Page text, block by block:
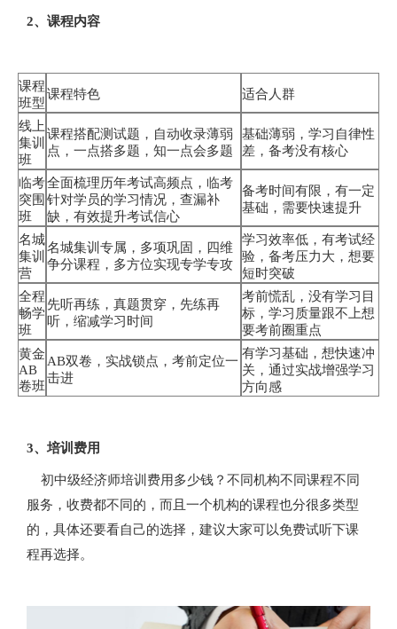
2、课程内容
课程
班型
课程特色 适合人群
线上
集训
班
课程搭配测试题，自动收录薄弱
点，一点搭多题，知一点会多题
基础薄弱，学习自律性
差，备考没有核心
临考
突围
班
全面梳理历年考试高频点，临考
针对学员的学习情况，查漏补
缺，有效提升考试信心
备考时间有限，有一定
基础，需要快速提升
名城
集训
营
名城集训专属，多项巩固，四维
争分课程，多方位实现专学专攻
学习效率低，有考试经
验，备考压力大，想要
短时突破
全程
畅学
班
先听再练，真题贯穿，先练再
听，缩减学习时间
考前慌乱，没有学习目
标，学习质量跟不上想
要考前圈重点
黄金
AB
卷班
AB双卷，实战锁点，考前定位一
击进
有学习基础，想快速冲
关，通过实战增强学习
方向感
3、培训费用
初中级经济师培训费用多少钱？不同机构不同课程不同
服务，收费都不同的，而且一个机构的课程也分很多类型
的，具体还要看自己的选择，建议大家可以免费试听下课
程再选择。